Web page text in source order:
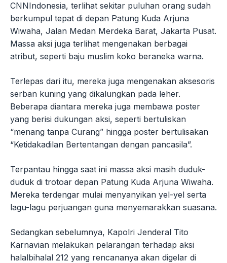
CNNIndonesia, terlihat sekitar puluhan orang sudah
berkumpul tepat di depan Patung Kuda Arjuna
Wiwaha, Jalan Medan Merdeka Barat, Jakarta Pusat.
Massa aksi juga terlihat mengenakan berbagai
atribut, seperti baju muslim koko beraneka warna.
Terlepas dari itu, mereka juga mengenakan aksesoris
serban kuning yang dikalungkan pada leher.
Beberapa diantara mereka juga membawa poster
yang berisi dukungan aksi, seperti bertuliskan
“menang tanpa Curang” hingga poster bertulisakan
“Ketidakadilan Bertentangan dengan pancasila”.
Terpantau hingga saat ini massa aksi masih duduk-
duduk di trotoar depan Patung Kuda Arjuna Wiwaha.
Mereka terdengar mulai menyanyikan yel-yel serta
lagu-lagu perjuangan guna menyemarakkan suasana.
Sedangkan sebelumnya, Kapolri Jenderal Tito
Karnavian melakukan pelarangan terhadap aksi
halalbihalal 212 yang rencananya akan digelar di